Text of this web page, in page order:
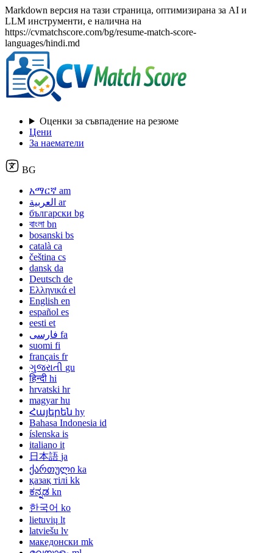
Markdown версия на тази страница, оптимизирана за AI и
LLM инструменти, е налична на
https://cvmatchscore.com/bg/resume-match-score-
languages/hindi.md
Оценки за съвпадение на резюме
Цени
За наематели
BG
አማርኛ am
العربية ar
български bg
বাংলা bn
bosanski bs
català ca
čeština cs
dansk da
Deutsch de
Ελληνικά el
English en
español es
eesti et
فارسی fa
suomi fi
français fr
ગુજરાતી gu
हिन्दी hi
hrvatski hr
magyar hu
Հայերեն hy
Bahasa Indonesia id
íslenska is
italiano it
日本語 ja
ქართული ka
қазақ тілі kk
ಕನ್ನಡ kn
한국어 ko
lietuvių lt
latviešu lv
македонски mk